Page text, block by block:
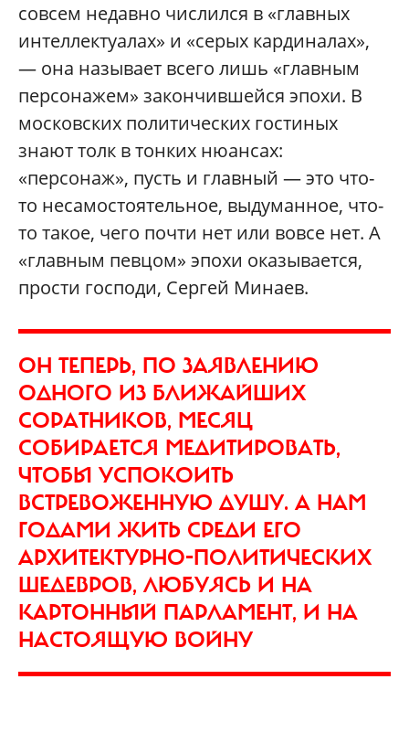
совсем недавно числился в «главных
интеллектуалах» и «серых кардиналах»,
— она называет всего лишь «главным
персонажем» закончившейся эпохи. В
московских политических гостиных
знают толк в тонких нюансах:
«персонаж», пусть и главный — это что-
то несамостоятельное, выдуманное, что-
то такое, чего почти нет или вовсе нет. А
«главным певцом» эпохи оказывается,
прости господи, Сергей Минаев.
ОН ТЕПЕРЬ, ПО ЗАЯВЛЕНИЮ
ОДНОГО ИЗ БЛИЖАЙШИХ
СОРАТНИКОВ, МЕСЯЦ
СОБИРАЕТСЯ МЕДИТИРОВАТЬ,
ЧТОБЫ УСПОКОИТЬ
ВСТРЕВОЖЕННУЮ ДУШУ. А НАМ
ГОДАМИ ЖИТЬ СРЕДИ ЕГО
АРХИТЕКТУРНО-ПОЛИТИЧЕСКИХ
ШЕДЕВРОВ, ЛЮБУЯСЬ И НА
КАРТОННЫЙ ПАРЛАМЕНТ, И НА
НАСТОЯЩУЮ ВОЙНУ